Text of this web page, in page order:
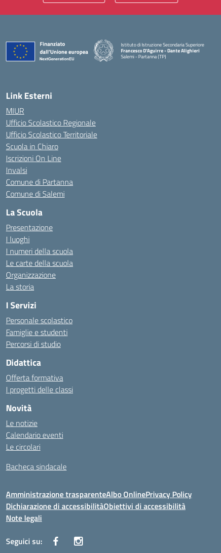
Istituto di Istruzione Secondaria Superiore
Francesco D'Aguirre - Dante Alighieri
Salemi - Partanna (TP)
Link Esterni
MIUR
Ufficio Scolastico Regionale
Ufficio Scolastico Territoriale
Scuola in Chiaro
Iscrizioni On Line
Invalsi
Comune di Partanna
Comune di Salemi
La Scuola
Presentazione
I luoghi
I numeri della scuola
Le carte della scuola
Organizzazione
La storia
I Servizi
Personale scolastico
Famiglie e studenti
Percorsi di studio
Didattica
Offerta formativa
I progetti delle classi
Novità
Le notizie
Calendario eventi
Le circolari
Bacheca sindacale
Amministrazione trasparenteAlbo OnlinePrivacy Policy
Dichiarazione di accessibilitàObiettivi di accessibilità
Note legali
Seguici su: